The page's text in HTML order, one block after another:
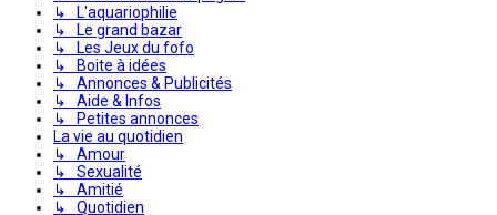
↳ L'aquariophilie
↳ Le grand bazar
↳ Les Jeux du fofo
↳ Boite à idées
↳ Annonces & Publicités
↳ Aide & Infos
↳ Petites annonces
La vie au quotidien
↳ Amour
↳ Sexualité
↳ Amitié
↳ Quotidien